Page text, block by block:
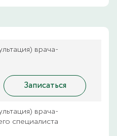
врача-
Записаться
врача-
специалиста